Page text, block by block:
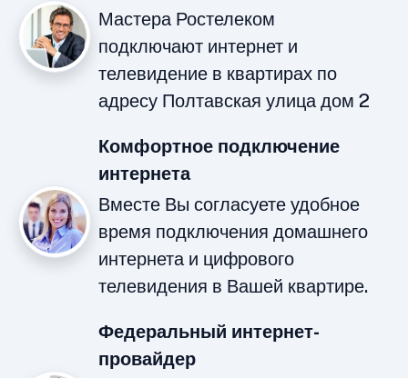
Мастера Ростелеком
подключают интернет и
телевидение в квартирах по
адресу Полтавская улица дом 2
Комфортное подключение
интернета
Вместе Вы согласуете удобное
время подключения домашнего
интернета и цифрового
телевидения в Вашей квартире.
Федеральный интернет-
провайдер